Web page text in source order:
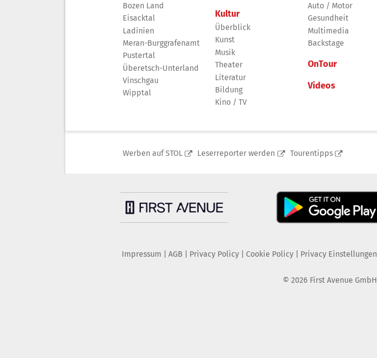
Bozen Land
Eisacktal
Ladinien
Meran-Burggrafenamt
Pustertal
Überetsch-Unterland
Vinschgau
Wipptal
Kultur
Überblick
Kunst
Musik
Theater
Literatur
Bildung
Kino / TV
Auto / Motor
Gesundheit
Multimedia
Backstage
OnTour
Videos
Werben auf STOL Leserreporter werden Tourentipps
Impressum AGB Privacy Policy| Cookie Policy| Privacy Einstellungen
© 2026 First Avenue GmbH